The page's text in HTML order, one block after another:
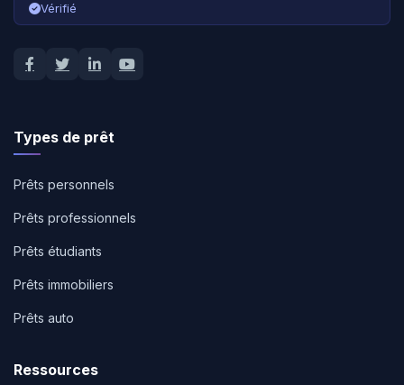
Vérifié
Types de prêt
Prêts personnels
Prêts professionnels
Prêts étudiants
Prêts immobiliers
Prêts auto
Ressources